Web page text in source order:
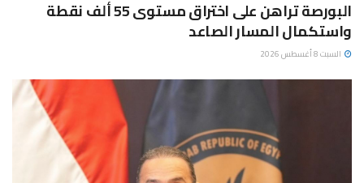
البورصة تراهن على اختراق مستوى 55 ألف نقطة
واستكمال المسار الصاعد
السبت 8 أغسطس 2026